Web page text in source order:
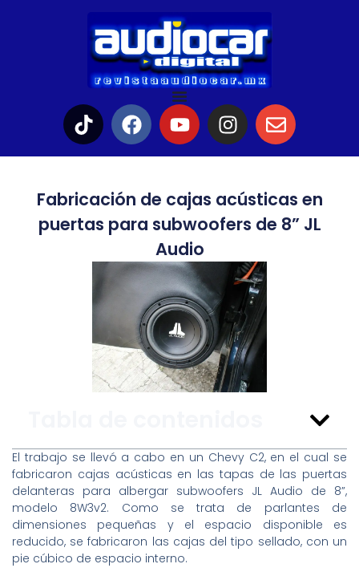
Fabricación de cajas acústicas en
puertas para subwoofers de 8” JL
Audio
El trabajo se llevó a cabo en un Chevy C2, en el cual se
fabricaron cajas acústicas en las tapas de las puertas
delanteras para albergar subwoofers JL Audio de 8”,
modelo 8W3v2. Como se trata de parlantes de
dimensiones pequeñas y el espacio disponible es
reducido, se fabricaron las cajas del tipo sellado, con un
pie cúbico de espacio interno.